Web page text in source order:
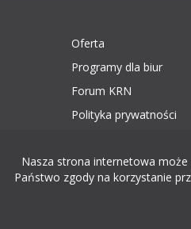
Oferta
Programy dla biur
Forum KRN
Polityka prywatności
Nasza strona internetowa
Państwo zgody na korzystanie